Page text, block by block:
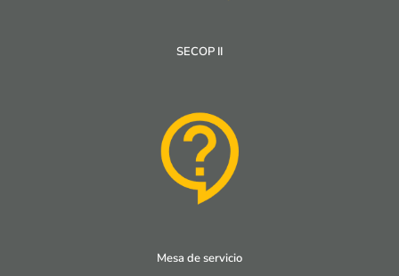
SECOP II
Mesa de servicio